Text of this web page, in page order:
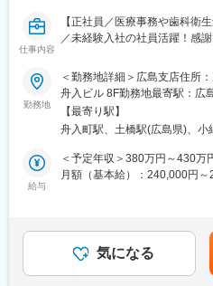
【評価】
■入社後の流れ：
・入社後、1週間程度をかけ
めの座学研修を用意していま
す。
※半年程度をかけてじっくり一
発展途上の組織であるため、
ど、自発的に動ける環境です。
仕事内容
【正社員／医療事務や歯科衛
／未経験入社の社員活躍！感
■職務内容：
当社の医療システムを導入し
テムの操作方法などの説明・
活躍いただきます。
（具体的な業務）
※歯科医院への訪問は、週3～
件程度。
※電話や遠隔操作で対応可能
勤務地
＜勤務地詳細＞広島支店住所：
舟入ビル 8F勤務地最寄駅：広
策：敷地内全面禁煙変更の範
【最寄り駅】
舟入町駅、土橋駅(広島県)、小
給与
＜予定年収＞380万円～430万
月額（基本給）：240,000円
残業の設定はありません。賃
選考を通じて上下する可能性
含めた表記です。
気になる